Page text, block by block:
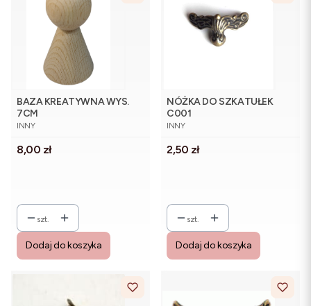
BAZA KREATYWNA WYS.
7CM
PRODUCENT
INNY
Cena
8,00 zł
szt.
Dodaj do koszyka
NÓŻKA DO SZKATUŁEK
C001
PRODUCENT
INNY
Cena
2,50 zł
szt.
Dodaj do koszyka